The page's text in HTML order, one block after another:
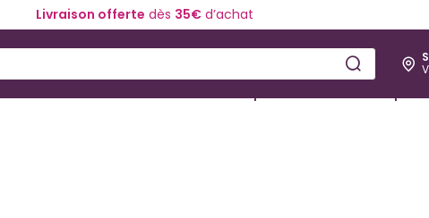
Livraison offerte dès 35€d’achat
Coloration et technique Esthétique